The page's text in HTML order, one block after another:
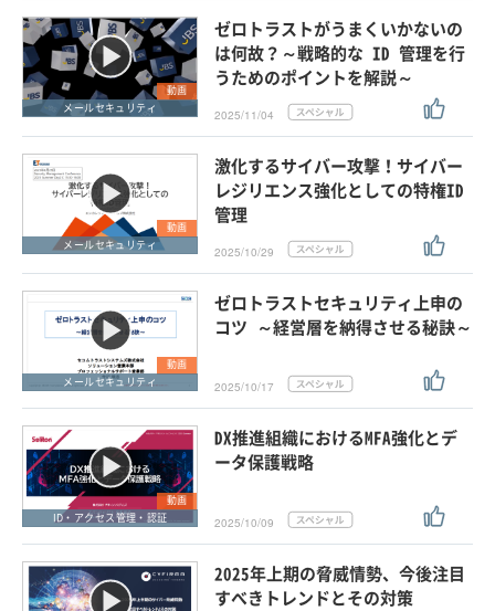
動画
メールセキュリティ
ゼロトラストがうまくいかないの
は何故？～戦略的な ID 管理を行
うためのポイントを解説～
2025/11/04
動画
メールセキュリティ
激化するサイバー攻撃！サイバー
レジリエンス強化としての特権ID
管理
2025/10/29
動画
メールセキュリティ
ゼロトラストセキュリティ上申の
コツ ～経営層を納得させる秘訣～
2025/10/17
動画
ID・アクセス管理・認証
DX推進組織におけるMFA強化とデ
ータ保護戦略
2025/10/09
2025年上期の脅威情勢、今後注目
すべきトレンドとその対策